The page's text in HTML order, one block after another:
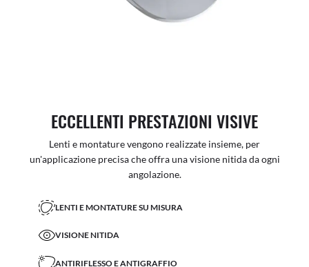
ECCELLENTI PRESTAZIONI VISIVE
Lenti e montature vengono realizzate insieme, per
un'applicazione precisa che offra una visione nitida da ogni
angolazione.
LENTI E MONTATURE SU MISURA
VISIONE NITIDA
ANTIRIFLESSO E ANTIGRAFFIO